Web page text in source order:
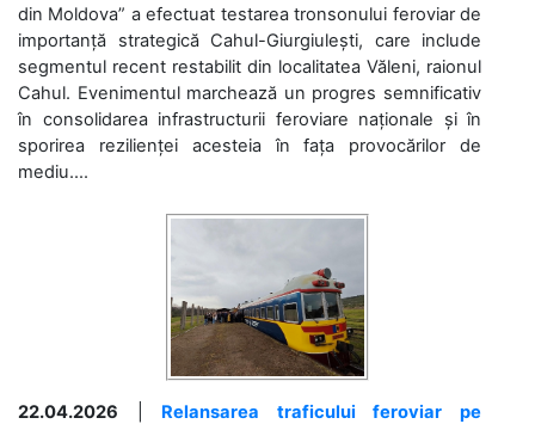
din Moldova” a efectuat testarea tronsonului feroviar de
importanță strategică Cahul-Giurgiulești, care include
segmentul recent restabilit din localitatea Văleni, raionul
Cahul. Evenimentul marchează un progres semnificativ
în consolidarea infrastructurii feroviare naționale și în
sporirea rezilienței acesteia în fața provocărilor de
mediu....
22.04.2026
Relansarea traficului feroviar pe